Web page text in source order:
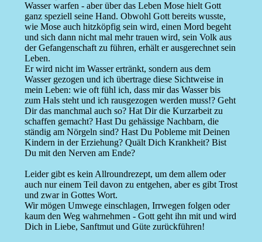
Wasser warfen - aber über das Leben Mose hielt Gott
ganz speziell seine Hand. Obwohl Gott bereits wusste,
wie Mose auch hitzköpfig sein wird, einen Mord begeht
und sich dann nicht mal mehr trauen wird, sein Volk aus
der Gefangenschaft zu führen, erhält er ausgerechnet sein
Leben.
Er wird nicht im Wasser ertränkt, sondern aus dem
Wasser gezogen und ich übertrage diese Sichtweise in
mein Leben: wie oft fühl ich, dass mir das Wasser bis
zum Hals steht und ich rausgezogen werden muss!? Geht
Dir das manchmal auch so? Hat Dir die Kurzarbeit zu
schaffen gemacht? Hast Du gehässige Nachbarn, die
ständig am Nörgeln sind? Hast Du Pobleme mit Deinen
Kindern in der Erziehung? Quält Dich Krankheit? Bist
Du mit den Nerven am Ende?
Leider gibt es kein Allroundrezept, um dem allem oder
auch nur einem Teil davon zu entgehen, aber es gibt Trost
und zwar in Gottes Wort.
Wir mögen Umwege einschlagen, Irrwegen folgen oder
kaum den Weg wahrnehmen - Gott geht ihn mit und wird
Dich in Liebe, Sanftmut und Güte zurückführen!